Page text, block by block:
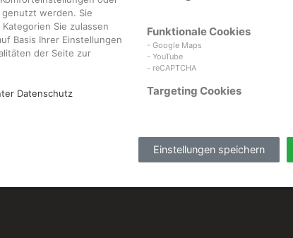
werden. Sie
Sie zulassen
Basis Ihrer Einstellungen
der Seite zur
Datenschutz
Funktionale Cookies
- Google Maps
- YouTube
- reCAPTCHA
Targeting Cookies
Einstellungen speichern
2742 36 65 95